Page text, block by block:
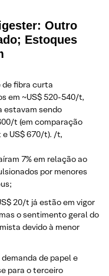
Outro
Estoques
de fibra curta
em ~US$ 520-540/t,
estavam sendo
t (em comparação
e US$ 670/t). /t,
7% em relação ao
por menores
20/t já estão em vigor
o sentimento geral do
devido à menor
de papel e
para o terceiro